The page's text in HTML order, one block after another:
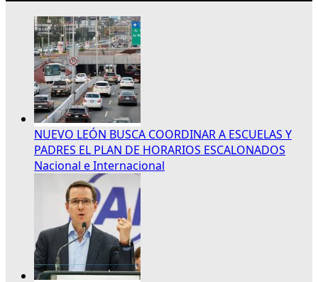
NUEVO LEÓN BUSCA COORDINAR A ESCUELAS Y
PADRES EL PLAN DE HORARIOS ESCALONADOS
Nacional e Internacional